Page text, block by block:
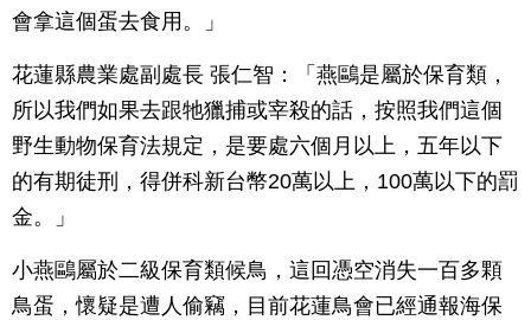
會拿這個蛋去食用。」
花蓮縣農業處副處長 張仁智：「燕鷗是屬於保育類，
所以我們如果去跟牠獵捕或宰殺的話，按照我們這個
野生動物保育法規定，是要處六個月以上，五年以下
的有期徒刑，得併科新台幣20萬以上，100萬以下的罰
金。」
小燕鷗屬於二級保育類候鳥，這回憑空消失一百多顆
鳥蛋，懷疑是遭人偷竊，目前花蓮鳥會已經通報海保